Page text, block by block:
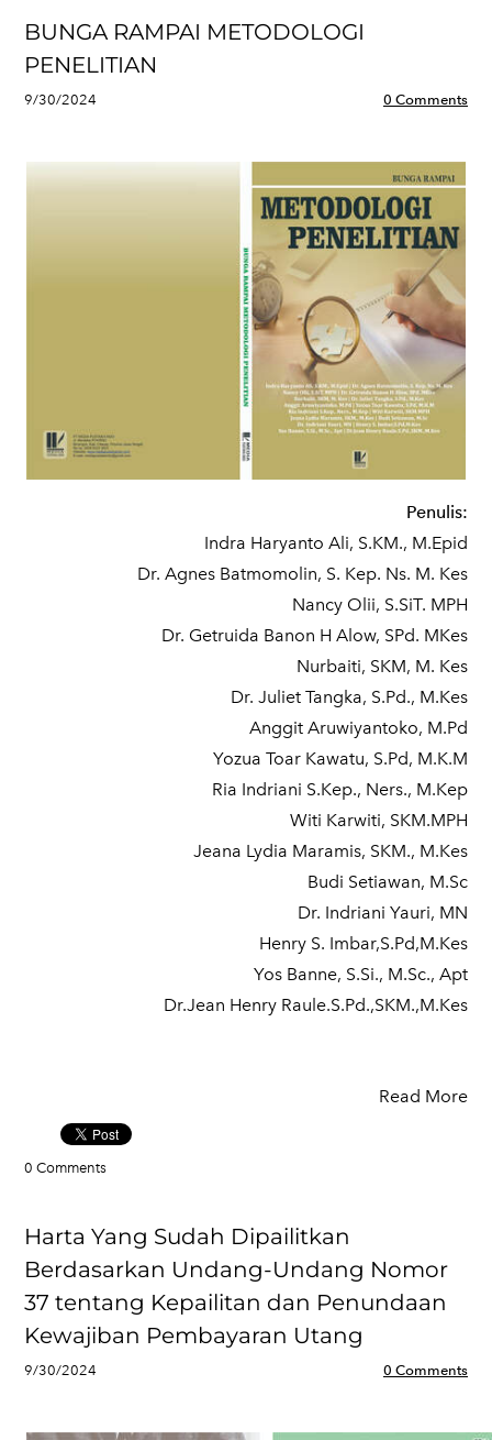
BUNGA RAMPAI METODOLOGI
PENELITIAN
9/30/2024 0 Comments
Penulis:
Indra Haryanto Ali, S.KM., M.Epid
Dr. Agnes Batmomolin, S. Kep. Ns. M. Kes
Nancy Olii, S.SiT. MPH
Dr. Getruida Banon H Alow, SPd. MKes
Nurbaiti, SKM, M. Kes
Dr. Juliet Tangka, S.Pd., M.Kes
Anggit Aruwiyantoko, M.Pd
Yozua Toar Kawatu, S.Pd, M.K.M
Ria Indriani S.Kep., Ners., M.Kep
Witi Karwiti, SKM.MPH
Jeana Lydia Maramis, SKM., M.Kes
Budi Setiawan, M.Sc
Dr. Indriani Yauri, MN
Henry S. Imbar,S.Pd,M.Kes
Yos Banne, S.Si., M.Sc., Apt
Dr.Jean Henry Raule.S.Pd.,SKM.,M.Kes
Read More
0 Comments
Harta Yang Sudah Dipailitkan
Berdasarkan Undang-Undang Nomor
37 tentang Kepailitan dan Penundaan
Kewajiban Pembayaran Utang
9/30/2024 0 Comments